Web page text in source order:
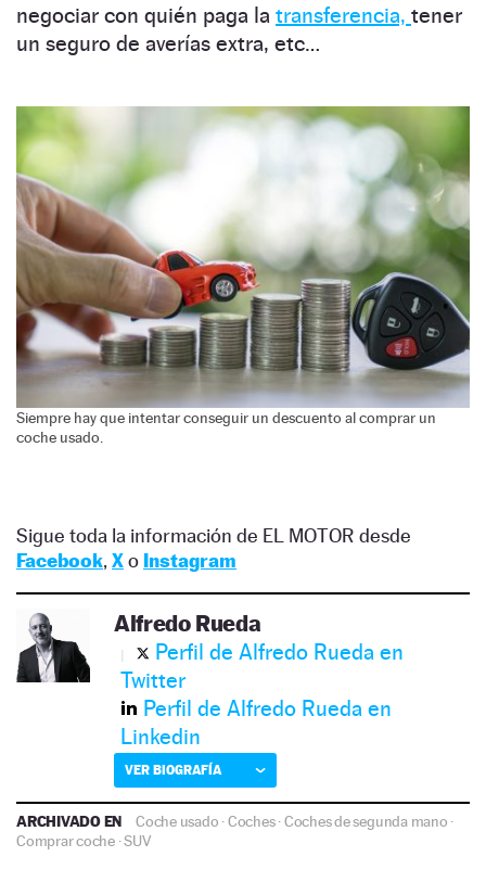
negociar con quién paga la transferencia, tener
un seguro de averías extra, etc…
Siempre hay que intentar conseguir un descuento al comprar un
coche usado.
Sigue toda la información de EL MOTOR desde
Facebook, Xo Instagram
Alfredo Rueda
Perfil de Alfredo Rueda en
Twitter
Perfil de Alfredo Rueda en
Linkedin
VER BIOGRAFÍA
ARCHIVADO EN Coche usado ·Coches·Coches de segunda mano ·
Comprar coche ·SUV